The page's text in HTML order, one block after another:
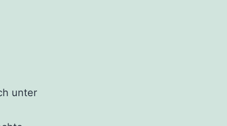
unter